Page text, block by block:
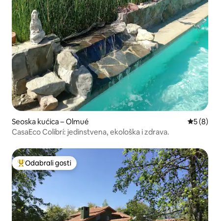
Seoska kućica – Olmué
5 (8)
CasaEco Colibrí: jedinstvena, ekološka i zdrava.
Među najviše rangiranima s oznakom „Odabrali gosti”
Odabrali gosti